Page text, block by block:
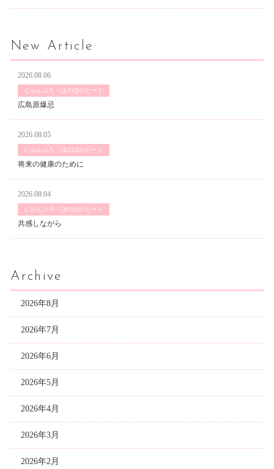
New Article
2026.08.06
じゅんぶろ・ほのぼのとーく
広島原爆忌
2026.08.05
じゅんぶろ・ほのぼのとーく
将来の健康のために
2026.08.04
じゅんぶろ・ほのぼのとーく
共感しながら
Archive
2026年8月
2026年7月
2026年6月
2026年5月
2026年4月
2026年3月
2026年2月